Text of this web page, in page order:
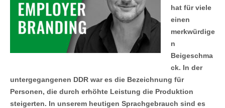
hat für viele
einen
merkwürdige
n
Beigeschma
ck. In der
untergegangenen DDR war es die Bezeichnung für
Personen, die durch erhöhte Leistung die Produktion
steigerten. In unserem heutigen Sprachgebrauch sind es